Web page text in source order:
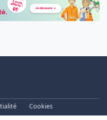
Cookies
Libre depuis 2003